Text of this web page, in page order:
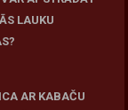
LAUKU
AR KABAČU